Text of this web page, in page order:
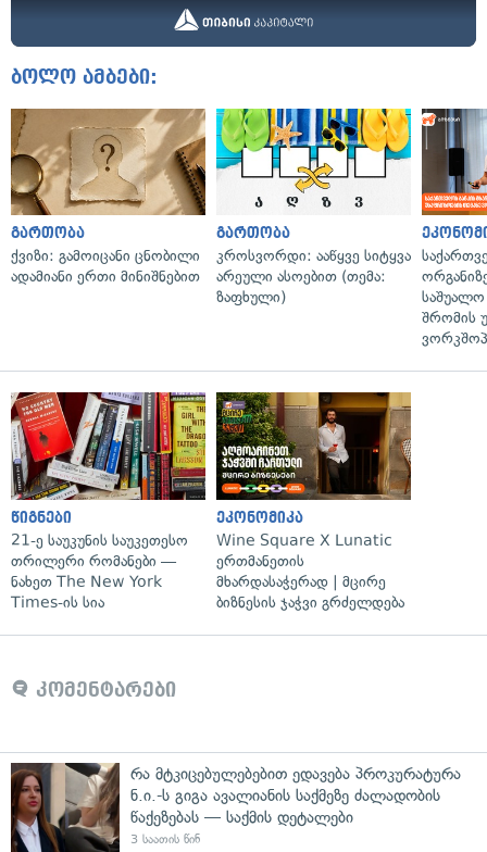
ბოლო ამბები:
გართობა
ქვიზი: გამოიცანი ცნობილი
ადამიანი ერთი მინიშნებით
გართობა
კროსვორდი: ააწყვე სიტყვა
არეული ასოებით (თემა:
ზაფხული)
საშუალო
შრომის
წიგნები
21-ე საუკუნის საუკეთესო
თრილერი რომანები —
ნახეთ The New York
Times-ის სია
ეკონომიკა
Wine Square X Lunatic
ერთმანეთის
მხარდასაჭერად | მცირე
ბიზნესის ჯაჭვი გრძელდება
კომენტარები
რა მტკიცებულებებით ედავება პროკურატურა
ნ.ი.-ს გიგა ავალიანის საქმეზე ძალადობის
წაქეზებას — საქმის დეტალები
3 საათის წინ